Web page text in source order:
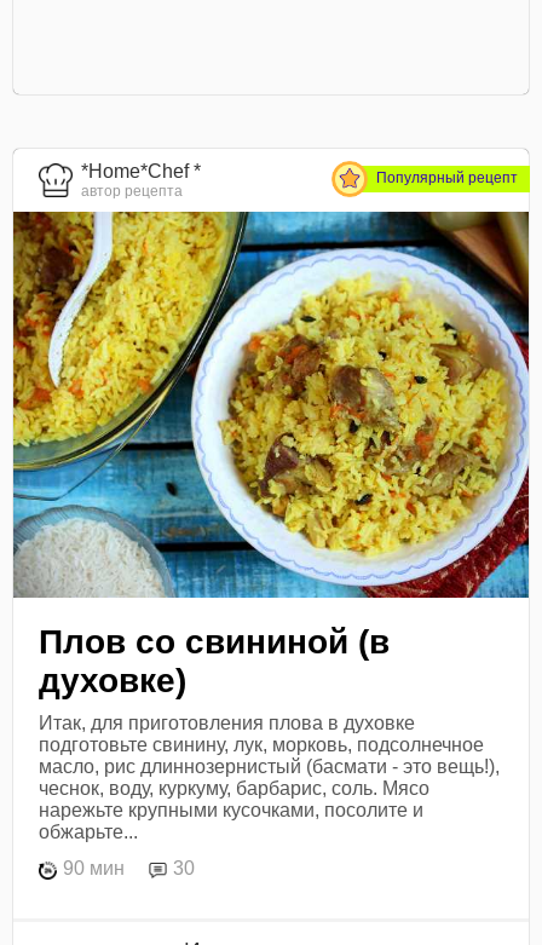
*Home*Chef *
автор рецепта
Популярный рецепт
Плов со свининой (в
духовке)
Итак, для приготовления плова в духовке
подготовьте свинину, лук, морковь, подсолнечное
масло, рис длиннозернистый (басмати - это вещь!),
чеснок, воду, куркуму, барбарис, соль. Мясо
нарежьте крупными кусочками, посолите и
обжарьте...
90 мин
30